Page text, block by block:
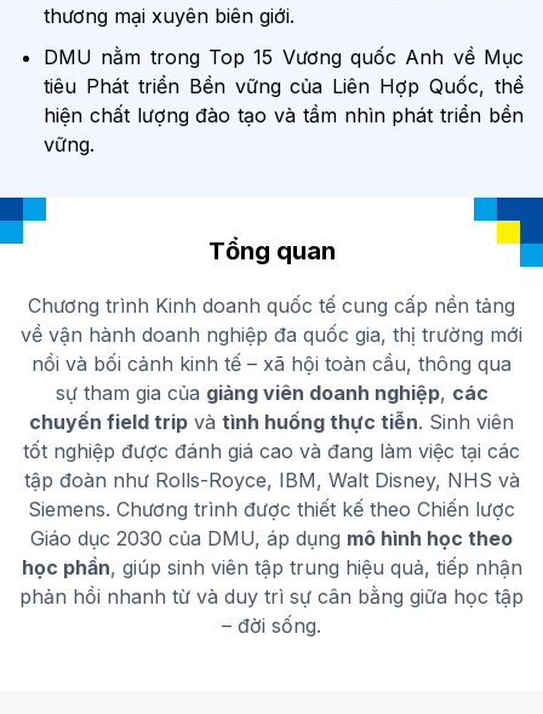
thương mại xuyên biên giới.
DMU nằm trong Top 15 Vương quốc Anh về Mục
tiêu Phát triển Bền vững của Liên Hợp Quốc, thể
hiện chất lượng đào tạo và tầm nhìn phát triển bền
vững.
Tổng quan
Chương trình Kinh doanh quốc tế cung cấp nền tảng
về vận hành doanh nghiệp đa quốc gia, thị trường mới
nổi và bối cảnh kinh tế – xã hội toàn cầu, thông qua
sự tham gia của giảng viên doanh nghiệp, các
chuyến field trip và tình huống thực tiễn. Sinh viên
tốt nghiệp được đánh giá cao và đang làm việc tại các
tập đoàn như Rolls-Royce, IBM, Walt Disney, NHS và
Siemens. Chương trình được thiết kế theo Chiến lược
Giáo dục 2030 của DMU, áp dụng mô hình học theo
học phần, giúp sinh viên tập trung hiệu quả, tiếp nhận
phản hồi nhanh từ và duy trì sự cân bằng giữa học tập
– đời sống.